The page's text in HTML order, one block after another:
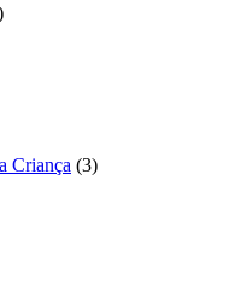
Criança (3)